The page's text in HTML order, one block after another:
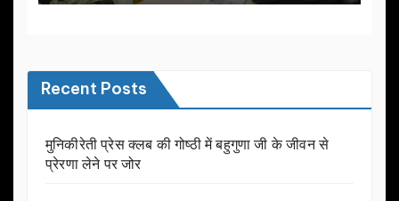
Recent Posts
मुनिकीरेती प्रेस क्लब की गोष्ठी में बहुगुणा जी के जीवन से
प्रेरणा लेने पर जोर